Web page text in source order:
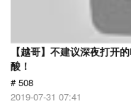
【越哥】不建议深夜打开
酸！
# 508
2019-07-31 07:41